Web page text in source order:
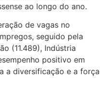
ao longo do ano.
de vagas no
seguido pela
(11.489), Indústria
positivo em
a diversificação e a força